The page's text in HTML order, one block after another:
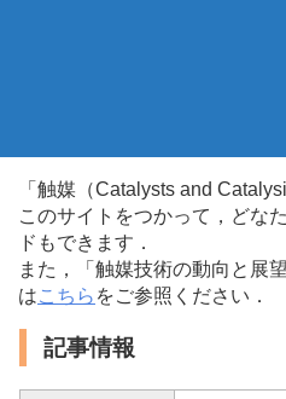
「触媒（Catalysts and
このサイトをつかって，どな
ドもできます．
また，「触媒技術の動向と展
はこちら をご参照ください．
記事情報